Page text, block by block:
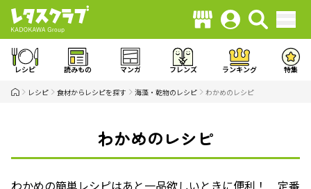
レシピ 読みもの マンガ フレンズ ランキング 特集
レシピ 食材からレシピを探す 海藻・乾物のレシピ わかめのレシピ
わかめのレシピ
わかめの簡単レシピはあと一品欲しいときに便利！ 定番